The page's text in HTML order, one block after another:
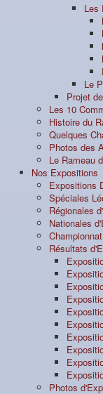
Les
Le
Projet
Les 10
Histoire du
Quelques
Photos des
Le Rameau
Nos Expositions
Expositions
Spéciales
Régionales
Nationales
Résultats
Photos